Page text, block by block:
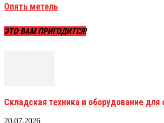
Опять метель
ЭТО ВАМ ПРИГОДИТСЯ!
Складская техника и оборудование
20.07.2026